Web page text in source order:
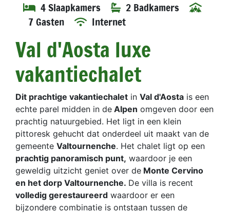
4 Slaapkamers
2 Badkamers
7 Gasten
Internet
Val d'Aosta luxe
vakantiechalet
Dit prachtige vakantiechalet in Val d'Aosta is een
echte parel midden in de Alpen omgeven door een
prachtig natuurgebied. Het ligt in een klein
pittoresk gehucht dat onderdeel uit maakt van de
gemeente Valtournenche. Het chalet ligt op een
prachtig panoramisch punt, waardoor je een
geweldig uitzicht geniet over de Monte Cervino
en het dorp Valtournenche. De villa is recent
volledig gerestaureerd waardoor er een
bijzondere combinatie is ontstaan tussen de